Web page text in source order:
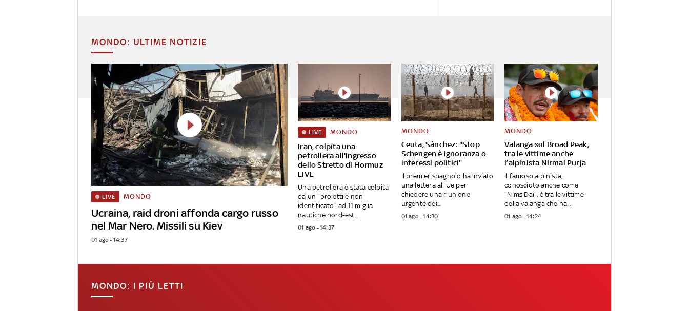
MONDO: ULTIME NOTIZIE
Ucraina, raid droni affonda cargo russo
nel Mar Nero. Missili su Kiev
LIVE MONDO
01 ago - 14:37
Iran, colpita una
petroliera all'ingresso
dello Stretto di Hormuz
LIVE
LIVE MONDO
Una petroliera è stata colpita
da un "proiettile non
identificato" ad 11 miglia
nautiche nord-est...
01 ago - 14:37
Ceuta, Sánchez: "Stop
Schengen è ignoranza o
interessi politici"
MONDO
Il premier spagnolo ha inviato
una lettera all'Ue per
chiedere una riunione
urgente dei...
01 ago - 14:30
Valanga sul Broad Peak,
tra le vittime anche
l’alpinista Nirmal Purja
MONDO
Il famoso alpinista,
conosciuto anche come
"Nims Dai", è tra le vittime
della valanga che ha...
01 ago - 14:24
MONDO: I PIÙ LETTI